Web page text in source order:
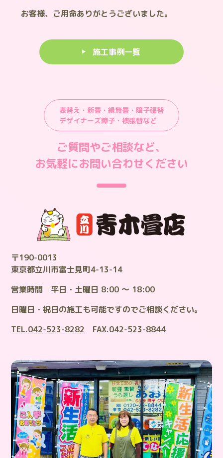
お客様、ご用命ありがとうございました。
施工事例一覧
表替え・新畳・縁無畳・障子張替
デザイナーズ障子・襖張替など
ご質問やご相談など、
お気軽にお問い合わせください
〒190-0013
東京都立川市富士見町4-13-14
営業時間 平日・土曜日 8:00 ～ 18:00
日曜日・祝日の施工も可能ですのでご相談ください。
TEL.042-523-8282
FAX.042-523-8844